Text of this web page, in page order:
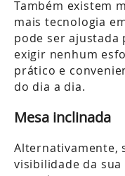
Também existem
mais tecnologia
pode ser
exigir nenhum
prático e
do dia a dia.
Mesa inclinada
Alternativamente,
visibilidade da